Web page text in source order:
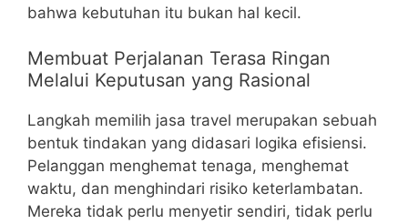
bahwa kebutuhan itu bukan hal kecil.
Membuat Perjalanan Terasa Ringan
Melalui Keputusan yang Rasional
Langkah memilih jasa travel merupakan sebuah
bentuk tindakan yang didasari logika efisiensi.
Pelanggan menghemat tenaga, menghemat
waktu, dan menghindari risiko keterlambatan.
Mereka tidak perlu menyetir sendiri, tidak perlu